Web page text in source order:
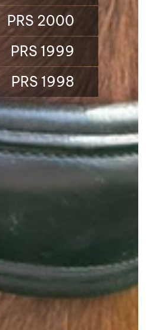
PRS 2000
PRS 1999
PRS 1998